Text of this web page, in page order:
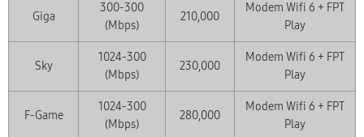
Giga
300-300
(Mbps)
210,000
Modem Wifi 6 + FPT
Play
Sky
1024-300
(Mbps)
230,000
Modem Wifi 6 + FPT
Play
F-Game
1024-300
(Mbps)
280,000
Modem Wifi 6 + FPT
Play